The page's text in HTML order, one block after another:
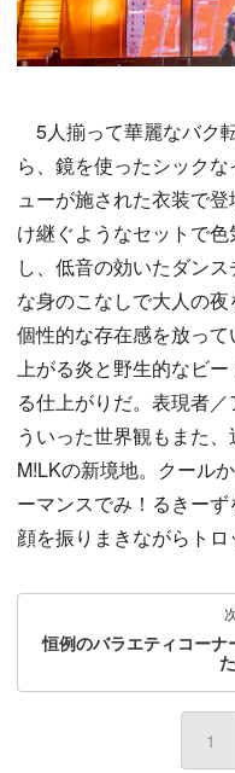
5人揃って華麗なバク
ら、鏡を使ったシック
ューが施された衣装で
け継ぐようなセットで
し、低音の効いたダン
な身のこなしで大人の
個性的な存在感を放っ
上がる炎と野生的なビ
る仕上がりだ。表現者
ういった世界観もまた
M!LKの新境地。クール
ーマンスでみ！るきー
顔を振りまきながらトロ
恒例のバラエティコー
1